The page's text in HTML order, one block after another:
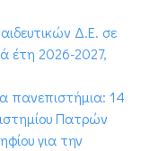
Δ.Ε. σε
έτη 2026-2027,
πανεπιστήμια: 14
Πατρών
για την